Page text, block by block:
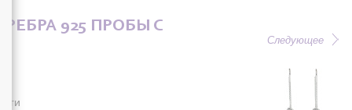
Следующее
925 ПРОБЫ С